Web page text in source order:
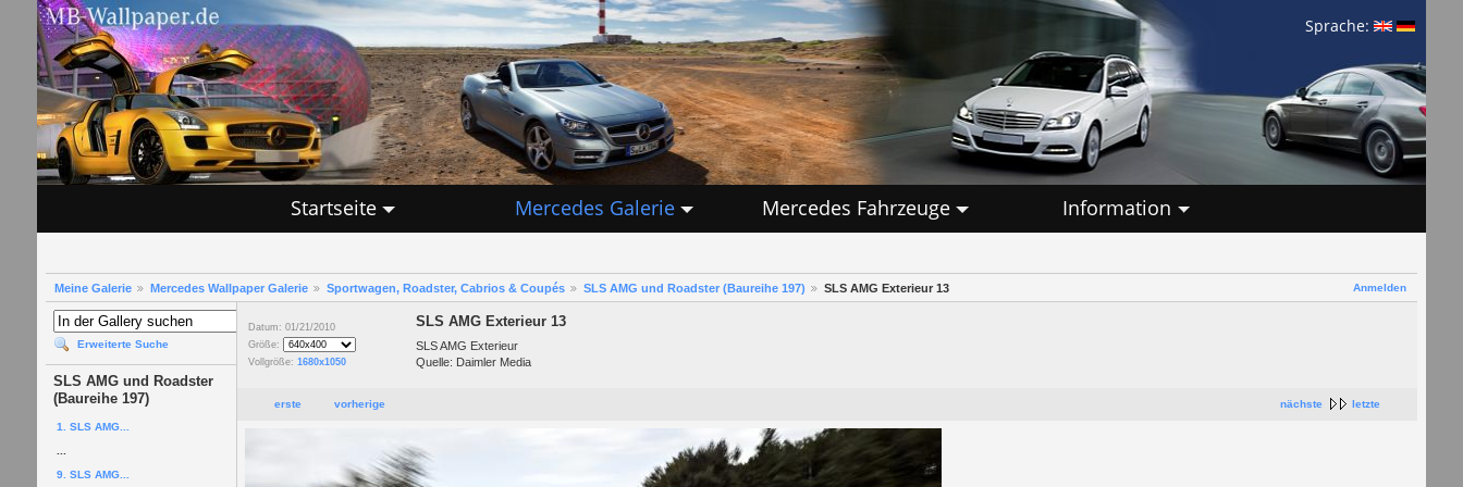
Sprache:
Startseite Mercedes Galerie Mercedes Fahrzeuge Information
Anmelden
Meine Galerie Mercedes Wallpaper Galerie Sportwagen, Roadster, Cabrios & Coupés SLS AMG und Roadster (Baureihe 197) SLS AMG Exterieur 13
Erweiterte Suche
SLS AMG und Roadster
(Baureihe 197)
1. SLS AMG...
9. SLS AMG...
Datum: 01/21/2010
Größe:
Vollgröße: 1680x1050
SLS AMG Exterieur 13
SLS AMG Exterieur
Quelle: Daimler Media
nächste letzte
erste vorherige